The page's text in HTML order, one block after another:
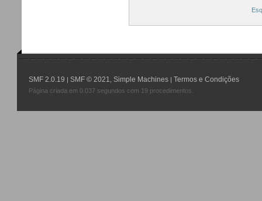
SMF 2.0.19 |SMF © 2021 ,Simple Machines |Termos e Condições
Página criada em 0.037 segundos com 19 procedimentos.